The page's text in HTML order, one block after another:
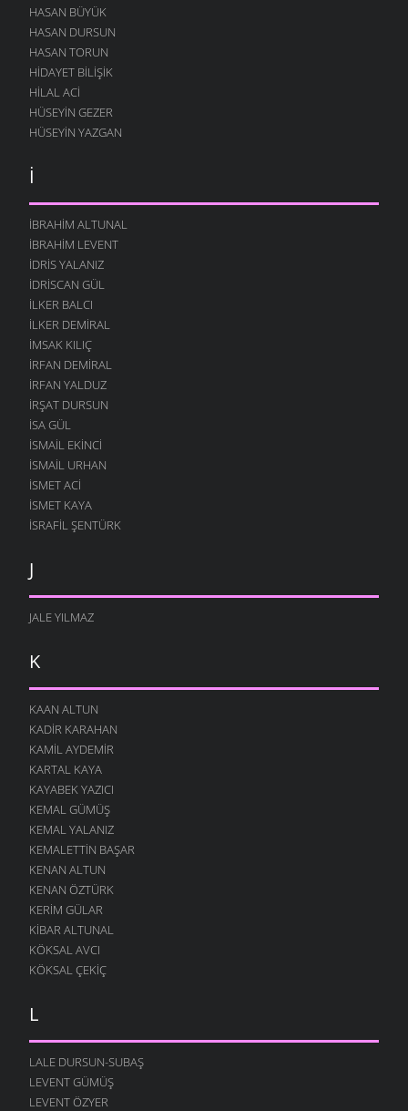
HASAN BÜYÜK
HASAN DURSUN
HASAN TORUN
HIDAYET BILIŞIK
HILAL ACI
HÜSEYIN GEZER
HÜSEYIN YAZGAN
İ
İBRAHIM ALTUNAL
İBRAHIM LEVENT
İDRIS YALANIZ
IDRISCAN GÜL
İLKER BALCI
İLKER DEMIRAL
İMSAK KILIÇ
İRFAN DEMIRAL
İRFAN YALDUZ
İRŞAT DURSUN
ISA GÜL
ISMAIL EKINCI
İSMAIL URHAN
İSMET ACI
ISMET KAYA
İSRAFIL ŞENTÜRK
J
JALE YILMAZ
K
KAAN ALTUN
KADIR KARAHAN
KAMIL AYDEMIR
KARTAL KAYA
KAYABEK YAZICI
KEMAL GÜMÜŞ
KEMAL YALANIZ
KEMALETTIN BAŞAR
KENAN ALTUN
KENAN ÖZTÜRK
KERIM GÜLAR
KIBAR ALTUNAL
KÖKSAL AVCI
KÖKSAL ÇEKIÇ
L
LALE DURSUN-SUBAŞ
LEVENT GÜMÜŞ
LEVENT ÖZYER